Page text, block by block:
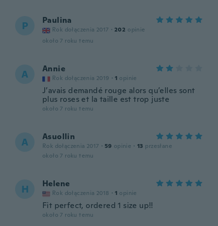
P Paulina
Rok dołączenia 2017 · 202 opinie
około 7 roku temu
A Annie
Rok dołączenia 2019 · 1 opinie
J’avais demandé rouge alors qu’elles sont
plus roses et la taille est trop juste
około 7 roku temu
A Asuollin
Rok dołączenia 2017 · 59 opinie · 13 przesłane
około 7 roku temu
H Helene
Rok dołączenia 2018 · 1 opinie
Fit perfect, ordered 1 size up!!
około 7 roku temu